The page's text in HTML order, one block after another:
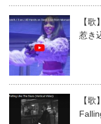
【
惹き
【